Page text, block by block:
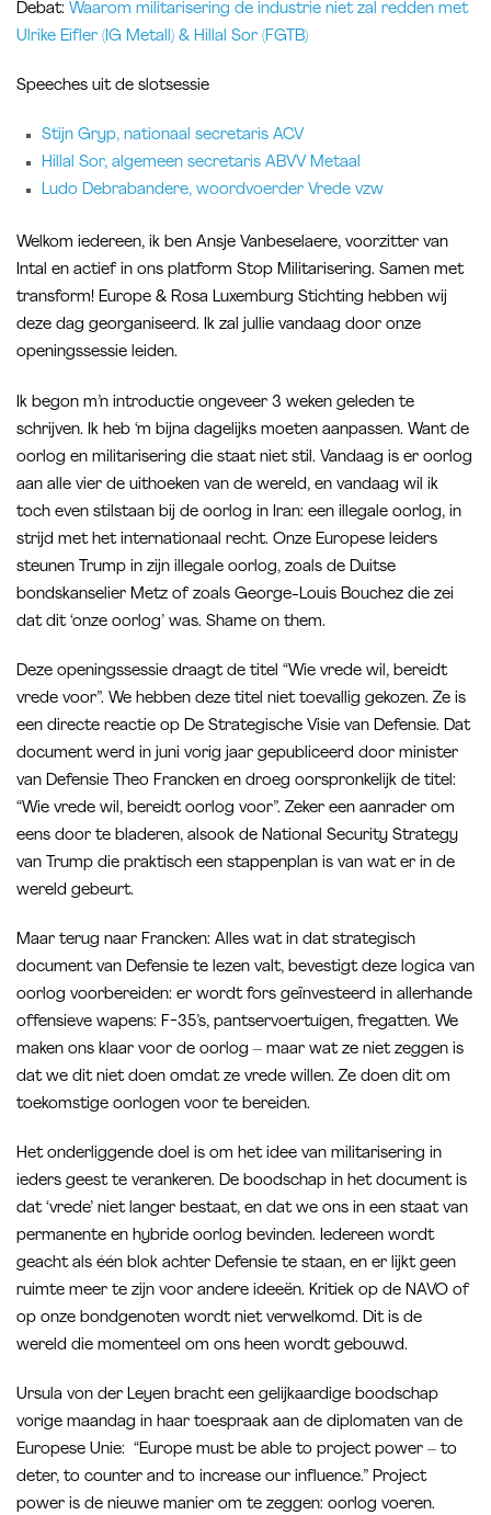
Debat: Waarom militarisering de industrie niet zal redden met
Ulrike Eifler (IG Metall) & Hillal Sor (FGTB)
Speeches uit de slotsessie
Stijn Gryp, nationaal secretaris ACV
Hillal Sor, algemeen secretaris ABVV Metaal
Ludo Debrabandere, woordvoerder Vrede vzw
Welkom iedereen, ik ben Ansje Vanbeselaere, voorzitter van
Intal en actief in ons platform Stop Militarisering. Samen met
transform! Europe & Rosa Luxemburg Stichting hebben wij
deze dag georganiseerd. Ik zal jullie vandaag door onze
openingssessie leiden.
Ik begon m’n introductie ongeveer 3 weken geleden te
schrijven. Ik heb ‘m bijna dagelijks moeten aanpassen. Want de
oorlog en militarisering die staat niet stil. Vandaag is er oorlog
aan alle vier de uithoeken van de wereld, en vandaag wil ik
toch even stilstaan bij de oorlog in Iran: een illegale oorlog, in
strijd met het internationaal recht. Onze Europese leiders
steunen Trump in zijn illegale oorlog, zoals de Duitse
bondskanselier Metz of zoals George-Louis Bouchez die zei
dat dit ‘onze oorlog’ was. Shame on them.
Deze openingssessie draagt de titel “Wie vrede wil, bereidt
vrede voor”. We hebben deze titel niet toevallig gekozen. Ze is
een directe reactie op De Strategische Visie van Defensie. Dat
document werd in juni vorig jaar gepubliceerd door minister
van Defensie Theo Francken en droeg oorspronkelijk de titel:
“Wie vrede wil, bereidt oorlog voor”. Zeker een aanrader om
eens door te bladeren, alsook de National Security Strategy
van Trump die praktisch een stappenplan is van wat er in de
wereld gebeurt.
Maar terug naar Francken: Alles wat in dat strategisch
document van Defensie te lezen valt, bevestigt deze logica van
oorlog voorbereiden: er wordt fors geïnvesteerd in allerhande
offensieve wapens: F-35’s, pantservoertuigen, fregatten. We
maken ons klaar voor de oorlog – maar wat ze niet zeggen is
dat we dit niet doen omdat ze vrede willen. Ze doen dit om
toekomstige oorlogen voor te bereiden.
Het onderliggende doel is om het idee van militarisering in
ieders geest te verankeren. De boodschap in het document is
dat ‘vrede’ niet langer bestaat, en dat we ons in een staat van
permanente en hybride oorlog bevinden. Iedereen wordt
geacht als één blok achter Defensie te staan, en er lijkt geen
ruimte meer te zijn voor andere ideeën. Kritiek op de NAVO of
op onze bondgenoten wordt niet verwelkomd. Dit is de
wereld die momenteel om ons heen wordt gebouwd.
Ursula von der Leyen bracht een gelijkaardige boodschap
vorige maandag in haar toespraak aan de diplomaten van de
Europese Unie: “Europe must be able to project power – to
deter, to counter and to increase our influence.” Project
power is de nieuwe manier om te zeggen: oorlog voeren.